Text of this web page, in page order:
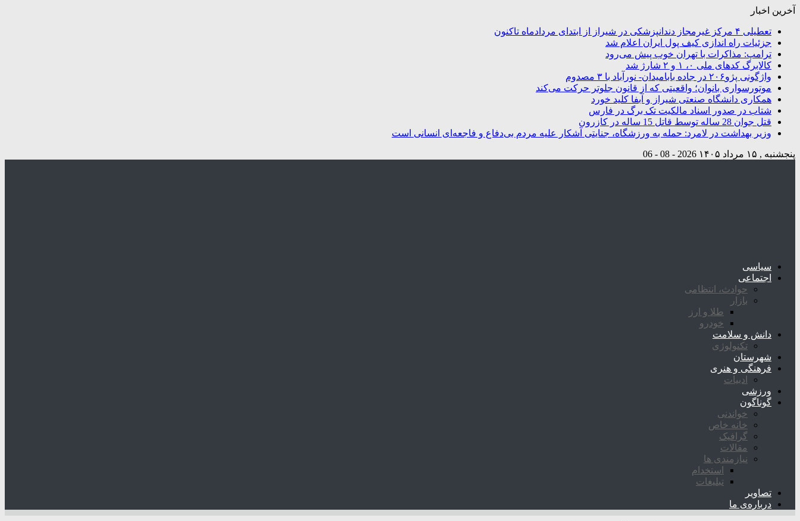
آخرین اخبار
تعطیلی ۴ مرکز غیرمجاز دندانپزشکی در شیراز از ابتدای مردادماه تاکنون
جزئیات راه اندازی کیف پول ایران اعلام شد
ترامپ: مذاکرات با تهران خوب پیش می‌رود
کالابرگ کدهای ملی ۰، ۱ و ۲ شارژ شد
واژگونی پژو۲۰۶ در جاده بابامیدان- نورآباد با ۳ مصدوم
موتورسواری بانوان؛ واقعیتی که از قانون جلوتر حرکت می‌کند
همکاری دانشگاه صنعتی شیراز و آبفا کلید خورد
شتاب در صدور اسناد مالکیت تک برگ در فارس
قتل جوان 28 ساله توسط قاتل 15 ساله در کازرون
وزیر بهداشت در لامرد: حمله به ورزشگاه، جنایتی آشکار علیه مردم بی‌دفاع و فاجعه‌ای انسانی است
پنجشنبه , ۱۵ مرداد ۱۴۰۵ 2026 - 08 - 06
سیاسی
اجتماعی
حوادث، انتظامی
بازار
طلا و ارز
خودرو
دانش و سلامت
تکنولوژی
شهرستان
فرهنگی و هنری
ادبیات
ورزشی
گوناگون
خواندنی
خانه خاص
گرافیک
مقالات
نیازمندی ها
استخدام
تبلیغات
تصاویر
درباره‌ی ما